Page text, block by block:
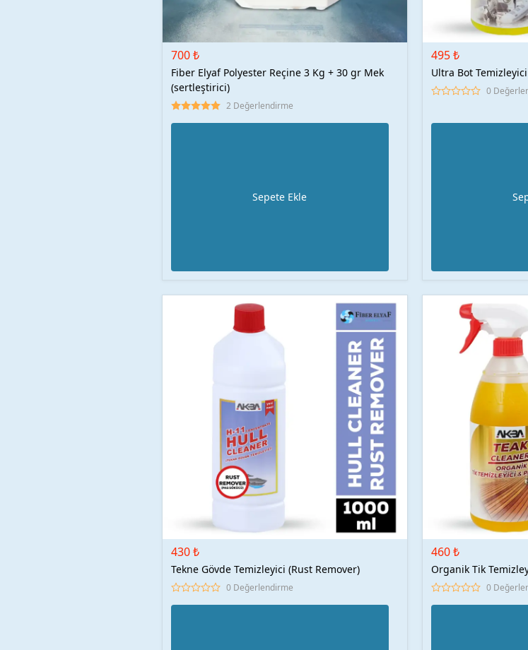
700 ₺
Fiber Elyaf Polyester Reçine 3 Kg + 30 gr Mek
(sertleştirici)
2 Değerlendirme
Sepete Ekle
495 ₺
Ultra Bot
0
430 ₺
Tekne Gövde Temizleyici (Rust Remover)
0 Değerlendirme
460 ₺
Organik Tik
0